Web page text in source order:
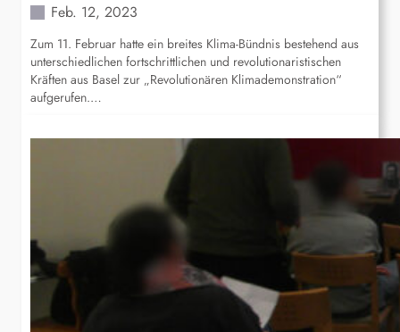
Feb. 12, 2023
Zum 11. Februar hatte ein breites Klima-Bündnis bestehend aus
unterschiedlichen fortschrittlichen und revolutionaristischen
Kräften aus Basel zur „Revolutionären Klimademonstration“
aufgerufen.…